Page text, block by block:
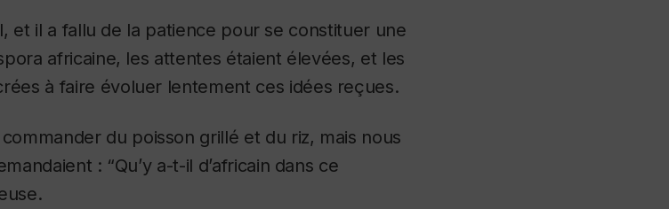
et il a fallu de la patience pour se constituer une
africaine, les attentes étaient élevées, et les
à faire évoluer lentement ces idées reçues.
du poisson grillé et du riz, mais nous
: “Qu’y a-t-il d’africain dans ce